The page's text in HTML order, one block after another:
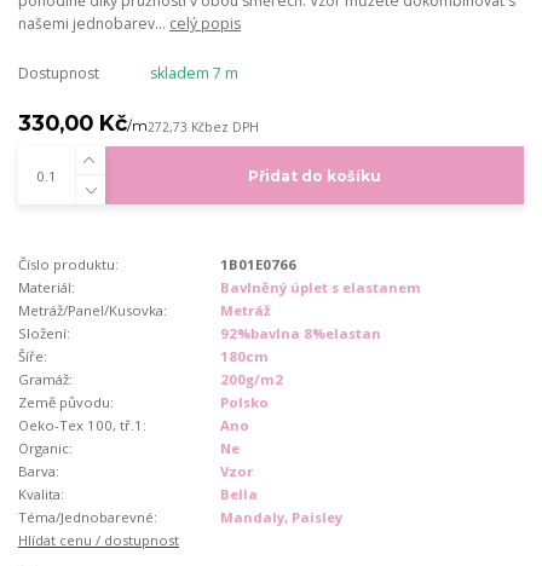
našemi jednobarev... celý popis
Dostupnost skladem 7 m
330,00 Kč/m272,73 Kčbez DPH
Přidat do košíku
Číslo produktu:
1B01E0766
Materiál:
Bavlněný úplet s elastanem
Metráž/Panel/Kusovka:
Metráž
Složení:
92%bavlna 8%elastan
Šíře:
180cm
Gramáž:
200g/m2
Země původu:
Polsko
Oeko-Tex 100, tř.1:
Ano
Organic:
Ne
Barva:
Vzor
Kvalita:
Bella
Téma/Jednobarevné:
Mandaly, Paisley
Hlídat cenu / dostupnost